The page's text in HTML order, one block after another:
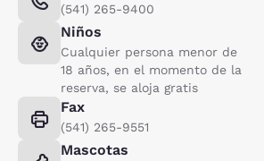
(541) 265-9400
Niños
Cualquier persona menor de
18 años, en el momento de la
reserva, se aloja gratis
Fax
(541) 265-9551
Mascotas